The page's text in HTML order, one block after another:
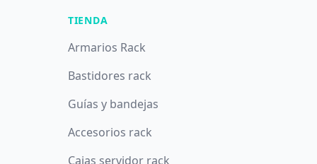
TIENDA
Armarios Rack
Bastidores rack
Guías y bandejas
Accesorios rack
Cajas servidor rack